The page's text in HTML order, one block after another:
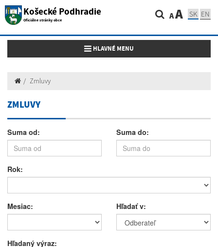
Košecké Podhradie
Oficiálne stránky obce AA SK EN
Toggle navigation
HLAVNÉ MENU
Zmluvy
ZMLUVY
Suma od: Suma do:
Rok:
Mesiac: Hľadať v:
Hľadaný výraz: